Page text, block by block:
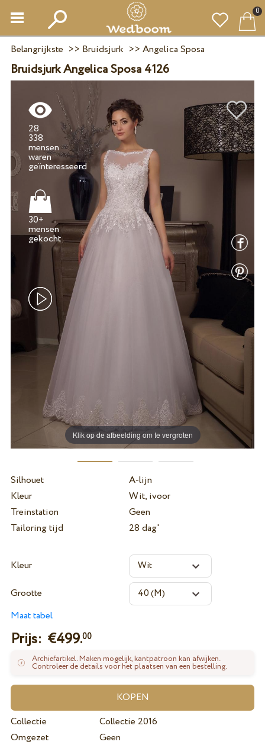
0
Belangrijkste >> Bruidsjurk >> Angelica Sposa
Bruidsjurk Angelica Sposa 4126
Klik op de afbeelding om te vergroten
28
338
mensen
waren
30+
mensen
gekocht
Silhouet
A-lijn
Kleur
Wit, ivoor
Treinstation
Geen
Tailoring tijd
28 dag'
Kleur
Grootte
Maat tabel
Prijs: €499.00
Archiefartikel. Maken mogelijk, kantpatroon kan afwijken.
Controleer de details voor het plaatsen van een bestelling.
Collectie
Collectie 2016
Omgezet
Geen